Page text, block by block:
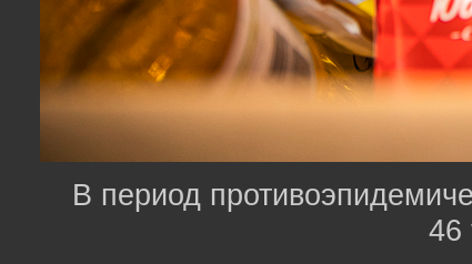
В период
46